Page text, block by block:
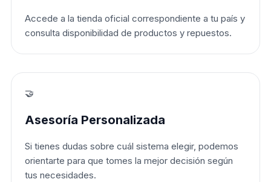
Accede a la tienda oficial correspondiente a tu país y
consulta disponibilidad de productos y repuestos.
🤝
Asesoría Personalizada
Si tienes dudas sobre cuál sistema elegir, podemos
orientarte para que tomes la mejor decisión según
tus necesidades.